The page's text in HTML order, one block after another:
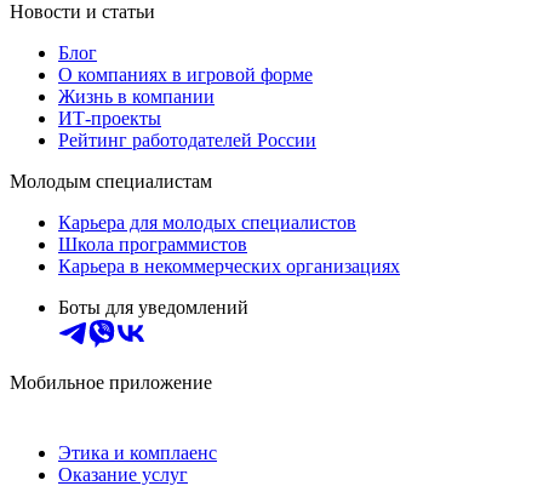
Новости и статьи
Блог
О компаниях в игровой форме
Жизнь в компании
ИТ-проекты
Рейтинг работодателей России
Молодым специалистам
Карьера для молодых специалистов
Школа программистов
Карьера в некоммерческих организациях
Боты для уведомлений
Мобильное приложение
Этика и комплаенс
Оказание услуг